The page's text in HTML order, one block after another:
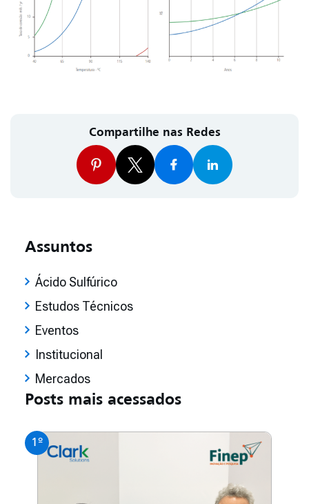
Compartilhe nas Redes
Assuntos
Ácido Sulfúrico
Estudos Técnicos
Eventos
Institucional
Mercados
Posts mais acessados
1º